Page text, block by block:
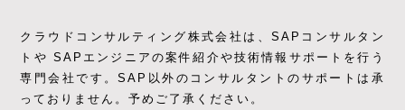
クラウドコンサルティング株式会社は、SAPコンサルタン
トや SAPエンジニアの案件紹介や技術情報サポートを行う
専門会社です。SAP以外のコンサルタントのサポートは承
っておりません。予めご了承ください。